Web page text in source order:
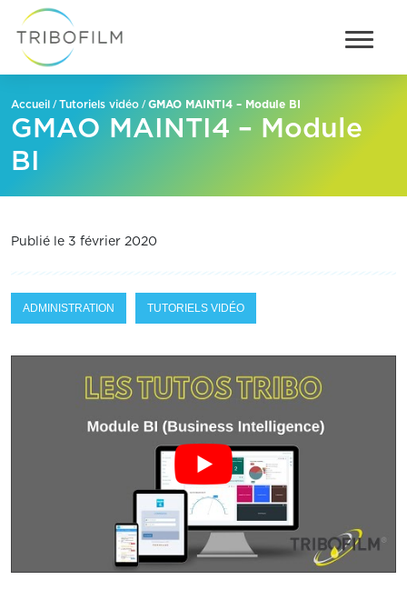
Accueil /Tutoriels vidéo /GMAO MAINTI4 – Module BI
GMAO MAINTI4 – Module
BI
Publié le 3 février 2020
ADMINISTRATION TUTORIELS VIDÉO